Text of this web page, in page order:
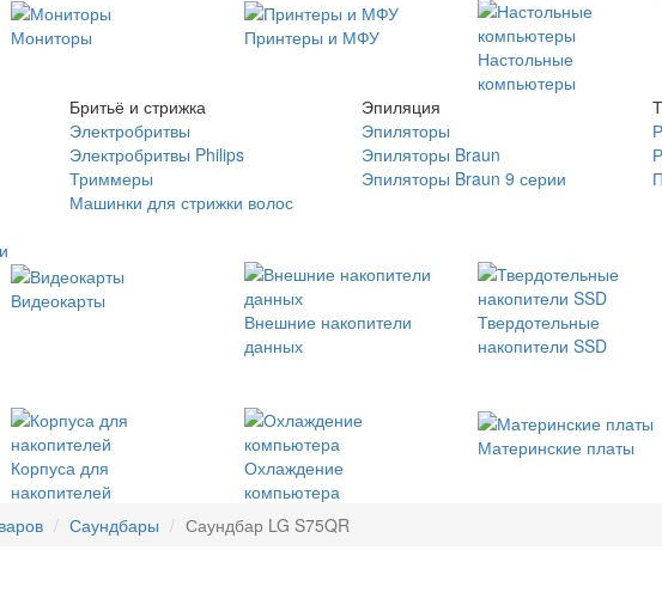
Мониторы
Принтеры и МФУ
Настольные
компьютеры
Бритьё и стрижка
Электробритвы
Электробритвы Philips
Триммеры
Машинки для стрижки волос
Эпиляция
Эпиляторы
Эпиляторы Braun
Эпиляторы Braun 9 серии
Видеокарты
Внешние накопители
данных
Твердотельные
накопители SSD
Корпуса для
накопителей
Охлаждение
компьютера
Материнские платы
Саундбары Саундбар LG S75QR